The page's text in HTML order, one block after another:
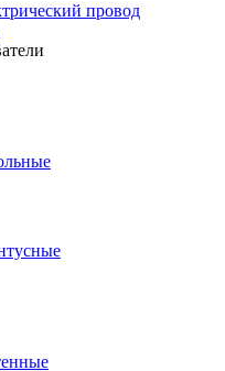
провод